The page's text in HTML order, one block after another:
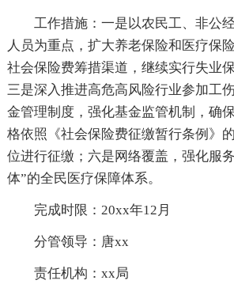
工作措施：一是以农民工、非公
人员为重点，扩大养老保险和医疗保
社会保险费筹措渠道，继续实行失业
三是深入推进高危高风险行业参加工
金管理制度，强化基金监管机制，确
格依照《社会保险费征缴暂行条例》
位进行征缴；六是网络覆盖，强化服
体”的全民医疗保障体系。
完成时限：20xx年12月
分管领导：唐xx
责任机构：xx局